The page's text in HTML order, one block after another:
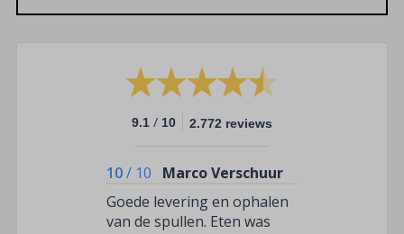
9.1 / 10 2.772 reviews
10/ 10
Marco Verschuur
Goede levering en ophalen
van de spullen. Eten was